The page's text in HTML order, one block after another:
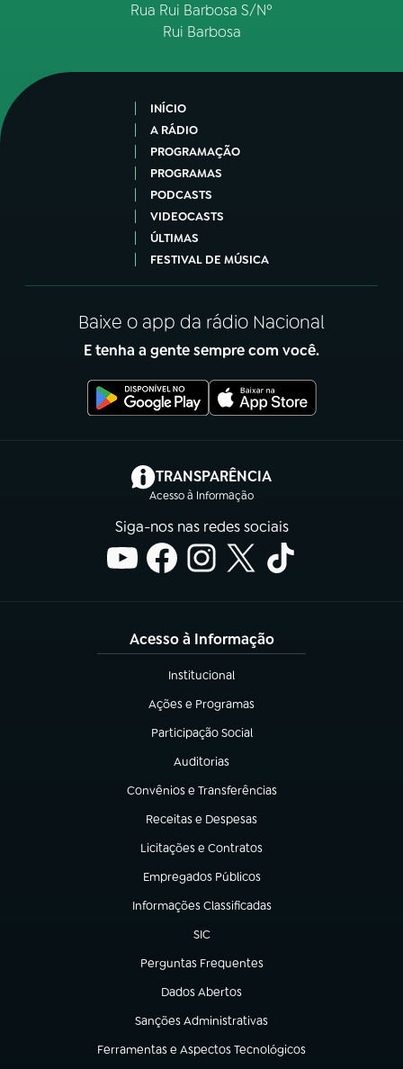
Rua Rui Barbosa S/Nº
Rui Barbosa
INÍCIO
A RÁDIO
PROGRAMAÇÃO
PROGRAMAS
PODCASTS
VIDEOCASTS
ÚLTIMAS
FESTIVAL DE MÚSICA
Baixe o app da rádio Nacional
E tenha a gente sempre com você.
TRANSPARÊNCIA
Acesso à Informação
(abre em nova aba)
Siga-nos nas redes sociais
Acesso à Informação
Institucional
(abre em nova aba)
Ações e Programas
(abre em nova aba)
Participação Social
(abre em nova aba)
Auditorias
(abre em nova aba)
Convênios e Transferências
(abre em nova aba)
Receitas e Despesas
(abre em nova aba)
Licitações e Contratos
(abre em nova aba)
Empregados Públicos
(abre em nova aba)
Informações Classificadas
(abre em nova aba)
SIC
(abre em nova aba)
Perguntas Frequentes
(abre em nova aba)
Dados Abertos
(abre em nova aba)
Sanções Administrativas
(abre em nova aba)
Ferramentas e Aspectos Tecnológicos
(abre em nova aba)